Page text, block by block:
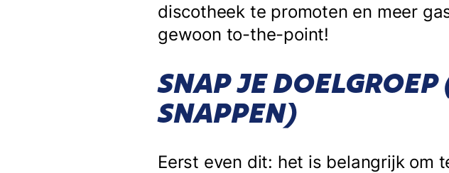
discotheek te promoten en meer
gewoon to-the-point!
SNAP JE
SNAPPEN)
Eerst even dit: het is belangrijk om